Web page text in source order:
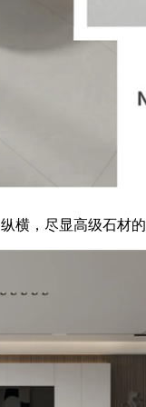
横，尽显高级石材